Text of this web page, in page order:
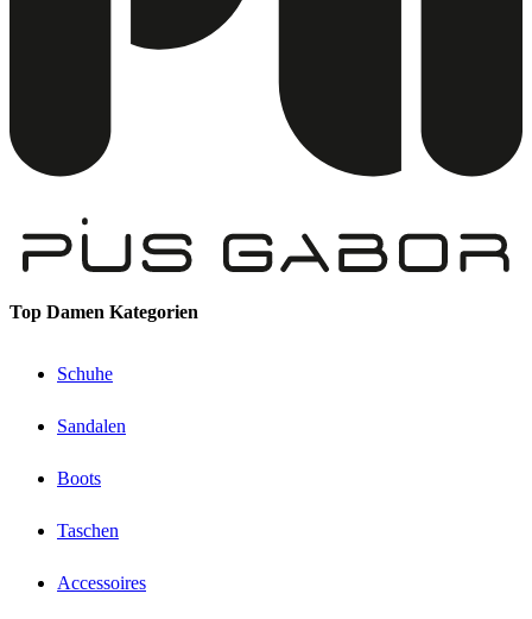
Top Damen Kategorien
Schuhe
Sandalen
Boots
Taschen
Accessoires